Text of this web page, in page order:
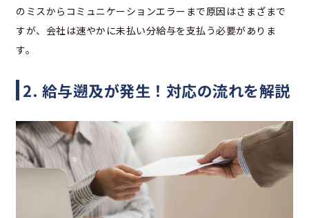
のミスからコミュニケーションエラーまで原因はさまざまで
すが、会社は速やかに未払い分給与を支払う必要がありま
す。
2. 給与遡及が発生！対応の流れを解説